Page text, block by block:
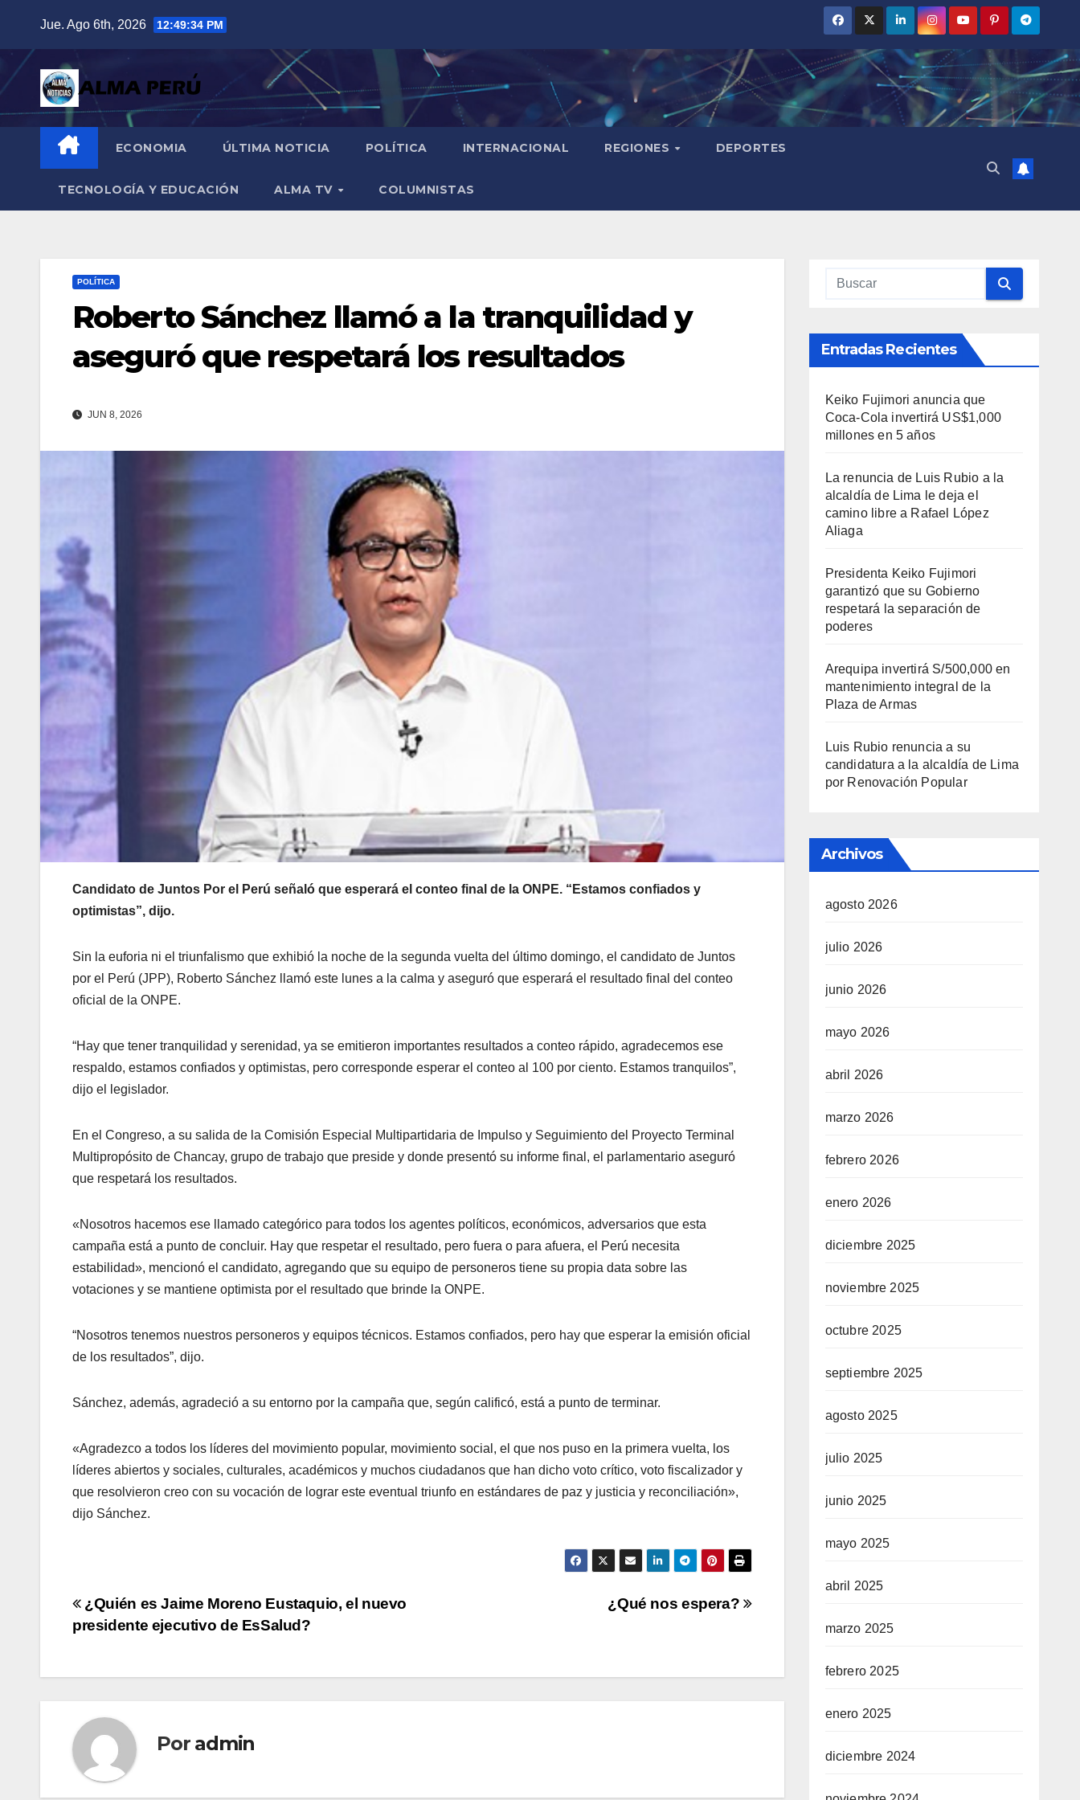
contenido
Jue. Ago 6th, 2026 12:49:35 PM
ECONOMIA ÚLTIMA NOTICIA POLÍTICA INTERNACIONAL REGIONES DEPORTES
TECNOLOGÍA Y EDUCACIÓN ALMA TV COLUMNISTAS
POLÍTICA
Roberto Sánchez llamó a la tranquilidad y
aseguró que respetará los resultados
JUN 8, 2026
Candidato de Juntos Por el Perú señaló que esperará el conteo final de la ONPE. “Estamos confiados y
optimistas”, dijo.
Sin la euforia ni el triunfalismo que exhibió la noche de la segunda vuelta del último domingo, el candidato de Juntos
por el Perú (JPP), Roberto Sánchez llamó este lunes a la calma y aseguró que esperará el resultado final del conteo
oficial de la ONPE.
“Hay que tener tranquilidad y serenidad, ya se emitieron importantes resultados a conteo rápido, agradecemos ese
respaldo, estamos confiados y optimistas, pero corresponde esperar el conteo al 100 por ciento. Estamos tranquilos”,
dijo el legislador.
En el Congreso, a su salida de la Comisión Especial Multipartidaria de Impulso y Seguimiento del Proyecto Terminal
Multipropósito de Chancay, grupo de trabajo que preside y donde presentó su informe final, el parlamentario aseguró
que respetará los resultados.
«Nosotros hacemos ese llamado categórico para todos los agentes políticos, económicos, adversarios que esta
campaña está a punto de concluir. Hay que respetar el resultado, pero fuera o para afuera, el Perú necesita
estabilidad», mencionó el candidato, agregando que su equipo de personeros tiene su propia data sobre las
votaciones y se mantiene optimista por el resultado que brinde la ONPE.
“Nosotros tenemos nuestros personeros y equipos técnicos. Estamos confiados, pero hay que esperar la emisión oficial
de los resultados”, dijo.
Sánchez, además, agradeció a su entorno por la campaña que, según calificó, está a punto de terminar.
«Agradezco a todos los líderes del movimiento popular, movimiento social, el que nos puso en la primera vuelta, los
líderes abiertos y sociales, culturales, académicos y muchos ciudadanos que han dicho voto crítico, voto fiscalizador y
que resolvieron creo con su vocación de lograr este eventual triunfo en estándares de paz y justicia y reconciliación»,
dijo Sánchez.
Navegación
de
entradas
¿Qué nos espera?
¿Quién es Jaime Moreno Eustaquio, el nuevo
presidente ejecutivo de EsSalud?
Por admin
Entradas Recientes
Keiko Fujimori anuncia que
Coca-Cola invertirá US$1,000
millones en 5 años
La renuncia de Luis Rubio a la
alcaldía de Lima le deja el
camino libre a Rafael López
Aliaga
Presidenta Keiko Fujimori
garantizó que su Gobierno
respetará la separación de
poderes
Arequipa invertirá S/500,000 en
mantenimiento integral de la
Plaza de Armas
Luis Rubio renuncia a su
candidatura a la alcaldía de Lima
por Renovación Popular
Archivos
agosto 2026
julio 2026
junio 2026
mayo 2026
abril 2026
marzo 2026
febrero 2026
enero 2026
diciembre 2025
noviembre 2025
octubre 2025
septiembre 2025
agosto 2025
julio 2025
junio 2025
mayo 2025
abril 2025
marzo 2025
febrero 2025
enero 2025
diciembre 2024